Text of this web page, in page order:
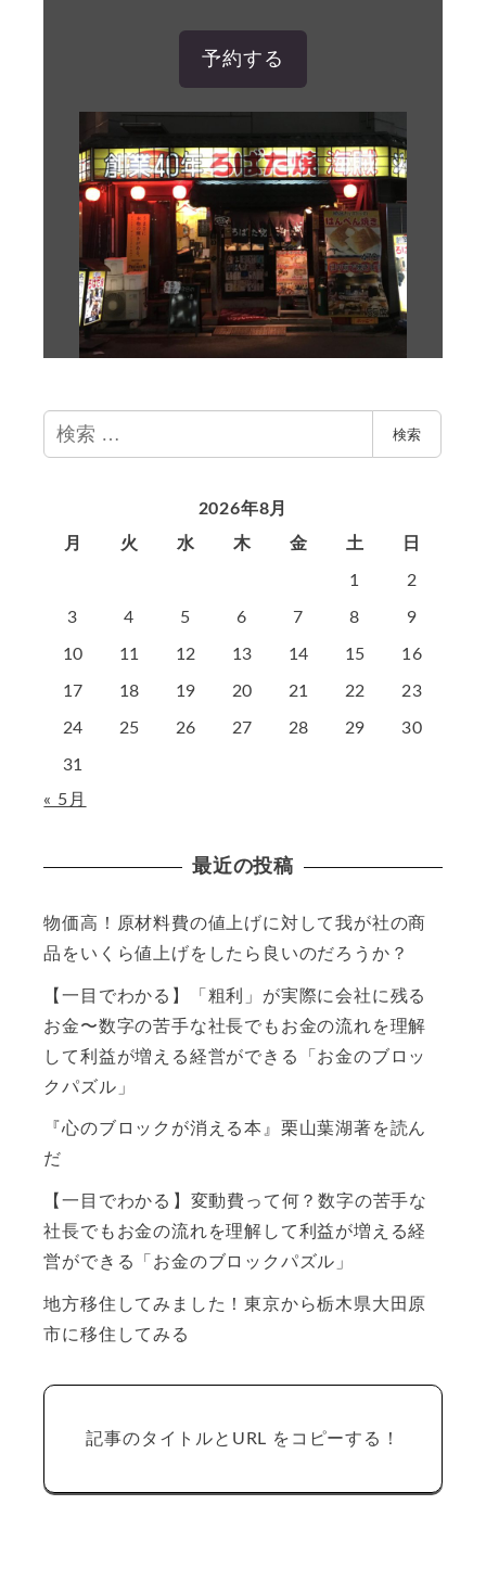
予約する
検
索
検索
2026年8月
月
火 水 木 金 土 日
1 2
3 4 5 6 7 8 9
10 11 12 13 14 15 16
17 18 19 20 21 22 23
24 25 26 27 28 29 30
31
« 5月
最近の投稿
物価高！原材料費の値上げに対して我が社の商
品をいくら値上げをしたら良いのだろうか？
【一目でわかる】「粗利」が実際に会社に残る
お金〜数字の苦手な社長でもお金の流れを理解
して利益が増える経営ができる「お金のブロッ
クパズル」
『心のブロックが消える本』栗山葉湖著を読ん
だ
【一目でわかる】変動費って何？数字の苦手な
社長でもお金の流れを理解して利益が増える経
営ができる「お金のブロックパズル」
地方移住してみました！東京から栃木県大田原
市に移住してみる
記事のタイトルとURL をコピーする！